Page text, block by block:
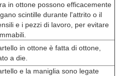
in ottone possono efficacemente
scintille durante l'attrito o il
e i pezzi di lavoro, per evitare
in ottone è fatta di ottone,
a die.
e la maniglia sono legate